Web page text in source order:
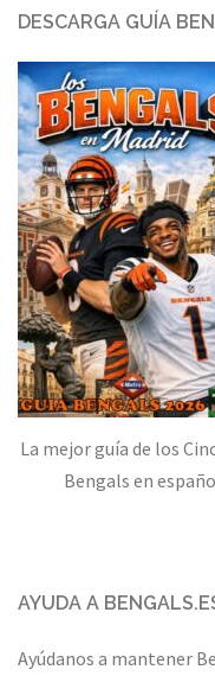
DESCARGA GUÍA
La mejor guía de los
Bengals en
AYUDA A
Ayúdanos a mantener